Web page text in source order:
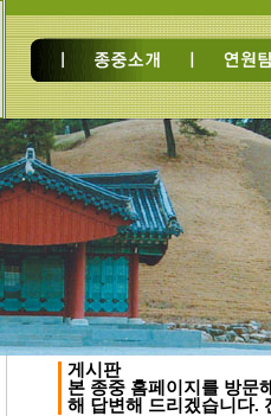
게시판
본 종중 홈페이지를 방문
해 답변해 드리겠습니다.